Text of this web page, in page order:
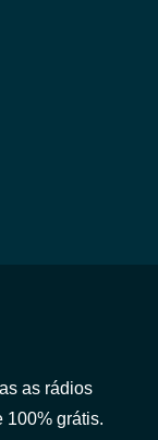
as rádios
100% grátis.